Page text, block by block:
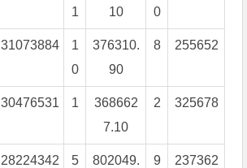
1
10
0
31073884
1
0
376310.
90
8 255652
30476531 1
368662
7.10
2 325678
28224342 5
802049.
9 237362